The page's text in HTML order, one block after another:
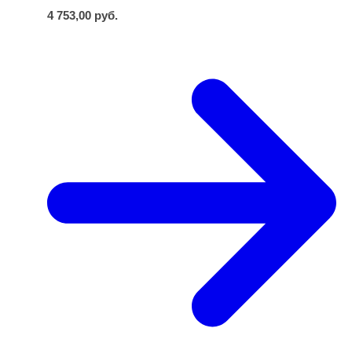
4 753,00 руб.